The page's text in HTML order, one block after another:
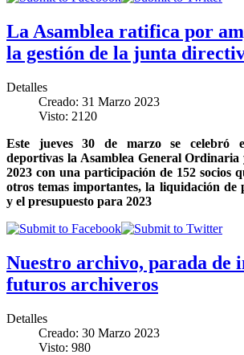
La Asamblea ratifica por
la gestión de la junta
Detalles
Creado: 31 Marzo 2023
Visto: 2120
Este jueves 30 de marzo se celebró
deportivas la Asamblea General
2023 con una participación de 152 socios
otros temas importantes, la liquidación de
y el presupuesto para 2023
Nuestro archivo, parada de
futuros archiveros
Detalles
Creado: 30 Marzo 2023
Visto: 980